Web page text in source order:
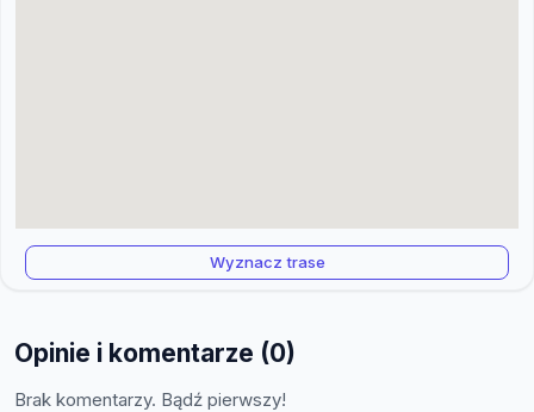
Wyznacz trase
Opinie i komentarze (0)
Brak komentarzy. Bądź pierwszy!